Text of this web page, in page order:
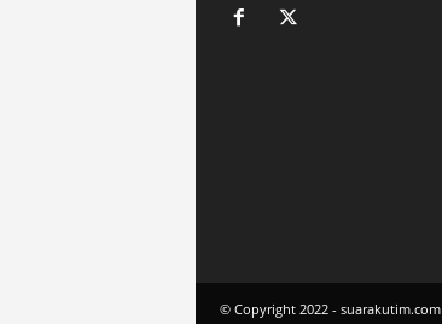
© Copyright 2022 - suarakutim.com